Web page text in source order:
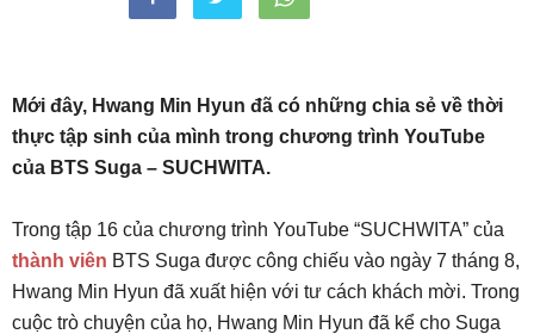
Mới đây, Hwang Min Hyun đã có những chia sẻ về thời
thực tập sinh của mình trong chương trình YouTube
của BTS Suga – SUCHWITA.
Trong tập 16 của chương trình YouTube “SUCHWITA” của
thành viên BTS Suga được công chiếu vào ngày 7 tháng 8,
Hwang Min Hyun đã xuất hiện với tư cách khách mời. Trong
cuộc trò chuyện của họ, Hwang Min Hyun đã kể cho Suga